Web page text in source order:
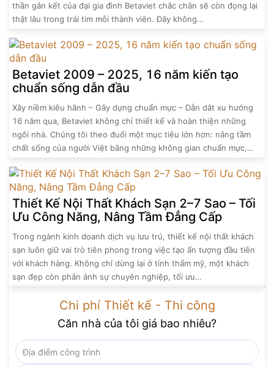
thần gắn kết của đại gia đình Betaviet chắc chắn sẽ còn đọng lại
thật lâu trong trái tim mỗi thành viên. Đây không…
Betaviet 2009 – 2025, 16 năm kiến tạo
chuẩn sống dẫn đầu
Xây niềm kiêu hãnh – Gây dựng chuẩn mực – Dẫn dắt xu hướng
16 năm qua, Betaviet không chỉ thiết kế và hoàn thiện những
ngôi nhà. Chúng tôi theo đuổi một mục tiêu lớn hơn: nâng tầm
chất sống của người Việt bằng những không gian chuẩn mực,…
Thiết Kế Nội Thất Khách Sạn 2–7 Sao – Tối
Ưu Công Năng, Nâng Tầm Đẳng Cấp
Trong ngành kinh doanh dịch vụ lưu trú, thiết kế nội thất khách
sạn luôn giữ vai trò tiên phong trong việc tạo ấn tượng đầu tiên
với khách hàng. Không chỉ dừng lại ở tính thẩm mỹ, một khách
sạn đẹp còn phản ánh sự chuyên nghiệp, tối ưu…
Chi phí Thiết kế - Thi công
Căn nhà của tôi giá bao nhiêu?